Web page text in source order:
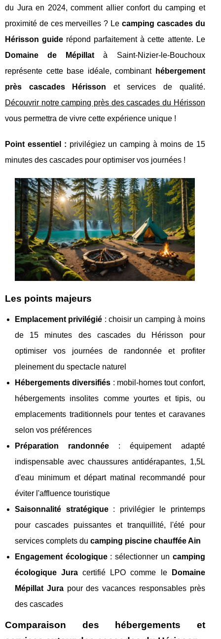
du Jura en 2024, comment allier confort du camping et
proximité de ces merveilles ? Le camping cascades du
Hérisson guide répond parfaitement à cette attente. Le
Domaine de Mépillat à Saint-Nizier-le-Bouchoux
représente cette base idéale, combinant hébergement
près cascades Hérisson et services de qualité.
Découvrir notre camping près des cascades du Hérisson
vous permettra de vivre cette expérience unique !
Point essentiel : privilégiez un camping à moins de 15
minutes des cascades pour optimiser vos journées !
Les points majeurs
Emplacement privilégié : choisir un camping à moins
de 15 minutes des cascades du Hérisson pour
optimiser vos journées de randonnée et profiter
pleinement du spectacle naturel
Hébergements diversifiés : mobil-homes tout confort,
hébergements insolites comme yourtes et tipis, ou
emplacements traditionnels pour tentes et caravanes
selon vos préférences
Préparation randonnée : équipement adapté
indispensable avec chaussures antidérapantes, 1,5L
d'eau minimum et départ matinal recommandé pour
éviter l'affluence touristique
Saisonnalité stratégique: privilégier le printemps
pour cascades puissantes et tranquillité, l'été pour
services complets du camping piscine chauffée Ain
Engagement écologique: sélectionner un camping
écologique Jura certifié LPO comme le
Domaine
Mépillat Jurapour des vacances responsables près
des cascades
Comparaison des hébergements et